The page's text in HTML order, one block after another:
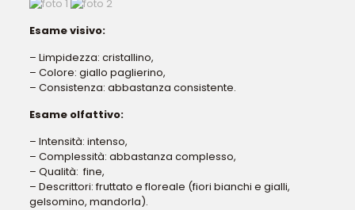
Esame visivo:
– Limpidezza: cristallino,
– Colore: giallo paglierino,
– Consistenza: abbastanza consistente.
Esame olfattivo:
– Intensità: intenso,
– Complessità: abbastanza complesso,
– Qualità: fine,
– Descrittori: fruttato e floreale (fiori bianchi e gialli,
gelsomino, mandorla).